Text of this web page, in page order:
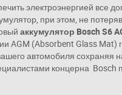
электроэнергией все
при этом, не
аккумулятор Bosch S6
AGM (Absorbent Glass
автомобиля сохраняя
концерна